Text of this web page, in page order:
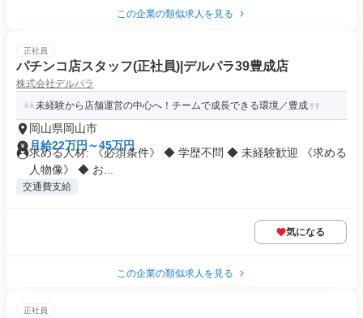
この企業の類似求人を見る
正社員
パチンコ店スタッフ(正社員)|デルパラ39豊成店
株式会社デルパラ
未経験から店舗運営の中心へ！チームで成長できる環境／豊成
岡山県岡山市
月給22万円～45万円
求める人材: 《必須条件》 ◆ 学歴不問 ◆ 未経験歓迎 《求める
人物像》 ◆ お...
交通費支給
気になる
この企業の類似求人を見る
正社員